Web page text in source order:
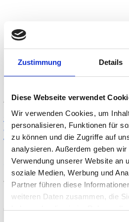
Zustimmung Details
Diese Webseite verwendet
Wir verwenden Cookies, um
personalisieren, Funktionen für
zu können und die Zugriffe auf
analysieren. Außerdem geben
Verwendung unserer Website an
soziale Medien, Werbung und
Partner führen diese
weiteren Daten zusammen, die
haben oder die sie im Rahmen
Zeichnen lernen - Übersicht
Gesicht mit Nase und Mund|Augen|
Wölfe |Katzen |Pferde & Ponys |
Perfekter Kreis freihand
Strassenkünstler
In unserer Zeichnungsschule wird auf dieser
und Wölfen gelernt.